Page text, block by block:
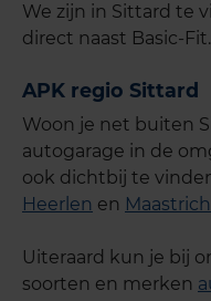
We zijn in Sittard te
direct naast Basic-Fit.
APK regio Sittard
Woon je net buiten
autogarage in de
ook dichtbij te
Heerlen en
Uiteraard kun je bij
soorten en merken